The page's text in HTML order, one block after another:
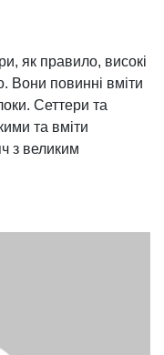
як правило, високі
Вони повинні вміти
Сеттери та
та вміти
з великим